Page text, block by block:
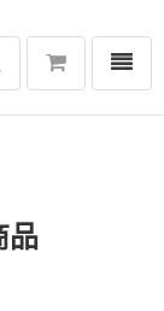
選單
品